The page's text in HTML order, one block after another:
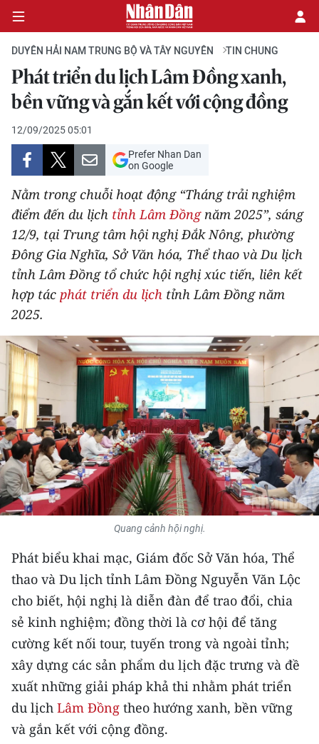
CHÍNH TRỊ
KINH TẾ
VĂN HÓA
XÃ HỘI
PHÁP LUẬT
DU LỊCH
THẾ GIỚI
THỂ THAO
GIÁO DỤC
Y TẾ
KHOA HỌC - CÔNG NGHỆ
MÔI TRƯỜNG
BẠN ĐỌC
TRI THỨC CHUYÊN SÂU
54 DÂN TỘC VIỆT NAM
CHƯƠNG TRÌNH OCOP - MỖI XÃ
MỘT SẢN PHẨM
RADIO
DUYÊN HẢI NAM TRUNG BỘ VÀ TÂY NGUYÊN TIN CHUNG
Phát triển du lịch Lâm Đồng xanh,
bền vững và gắn kết với cộng đồng
12/09/2025 05:01
Prefer Nhan Dan
on Google
Nằm trong chuỗi hoạt động “Tháng trải nghiệm
điểm đến du lịch tỉnh Lâm Đồngnăm 2025”, sáng
12/9, tại Trung tâm hội nghị Đắk Nông, phường
Đông Gia Nghĩa, Sở Văn hóa, Thể thao và Du lịch
tỉnh Lâm Đồng tổ chức hội nghị xúc tiến, liên kết
hợp tác phát triển du lịch tỉnh Lâm Đồng năm
2025.
Quang cảnh hội nghị.
Phát biểu khai mạc, Giám đốc Sở Văn hóa, Thể
thao và Du lịch tỉnh Lâm Đồng Nguyễn Văn Lộc
cho biết, hội nghị là diễn đàn để trao đổi, chia
sẻ kinh nghiệm; đồng thời là cơ hội để tăng
cường kết nối tour, tuyến trong và ngoài tỉnh;
xây dựng các sản phẩm du lịch đặc trưng và đề
xuất những giải pháp khả thi nhằm phát triển
du lịch Lâm Đồng theo hướng xanh, bền vững
và gắn kết với cộng đồng.